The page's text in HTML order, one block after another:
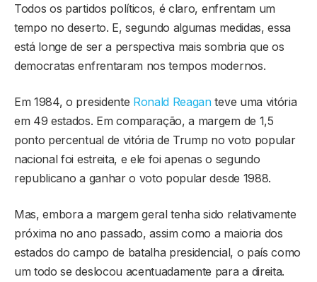
Todos os partidos políticos, é claro, enfrentam um
tempo no deserto. E, segundo algumas medidas, essa
está longe de ser a perspectiva mais sombria que os
democratas enfrentaram nos tempos modernos.
Em 1984, o presidente Ronald Reaganteve uma vitória
em 49 estados. Em comparação, a margem de 1,5
ponto percentual de vitória de Trump no voto popular
nacional foi estreita, e ele foi apenas o segundo
republicano a ganhar o voto popular desde 1988.
Mas, embora a margem geral tenha sido relativamente
próxima no ano passado, assim como a maioria dos
estados do campo de batalha presidencial, o país como
um todo se deslocou acentuadamente para a direita.